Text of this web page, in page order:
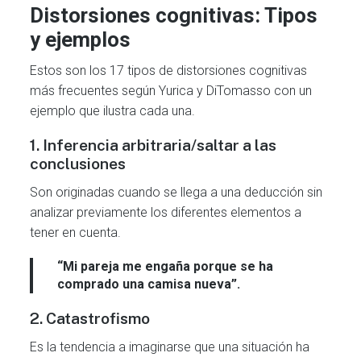
Distorsiones cognitivas: Tipos
y ejemplos
Estos son los 17 tipos de distorsiones cognitivas
más frecuentes según Yurica y DiTomasso con un
ejemplo que ilustra cada una.
1. Inferencia arbitraria/saltar a las
conclusiones
Son originadas cuando se llega a una deducción sin
analizar previamente los diferentes elementos a
tener en cuenta.
“Mi pareja me engaña porque se ha
comprado una camisa nueva”.
2. Catastrofismo
Es la tendencia a imaginarse que una situación ha